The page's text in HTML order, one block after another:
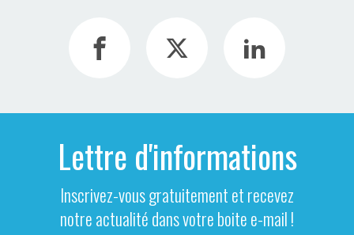
Lettre d'informations
Inscrivez-vous gratuitement et recevez
notre actualité dans votre boite e-mail !